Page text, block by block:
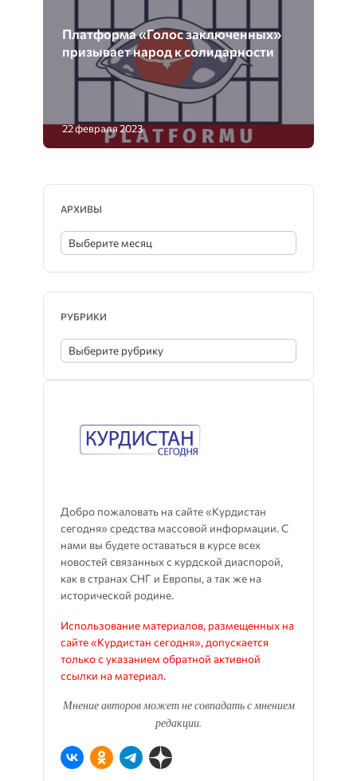
Платформа «Голос заключенных»
призывает народ к солидарности
22 февраля 2023
Добро пожаловать на сайте «Курдистан
сегодня» средства массовой информации. С
нами вы будете оставаться в курсе всех
новостей связанных с курдской диаспорой,
как в странах СНГ и Европы, а так же на
исторической родине.
Использование материалов, размещенных на
сайте «Курдистан сегодня», допускается
только с указанием обратной активной
ссылки на материал.
Мнение авторов может не совпадать с мнением
редакции.
АРХИВЫ
РУБРИКИ